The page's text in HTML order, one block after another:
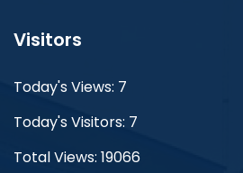
Visitors
Today's Views: 7
Today's Visitors: 7
Total Views: 19066